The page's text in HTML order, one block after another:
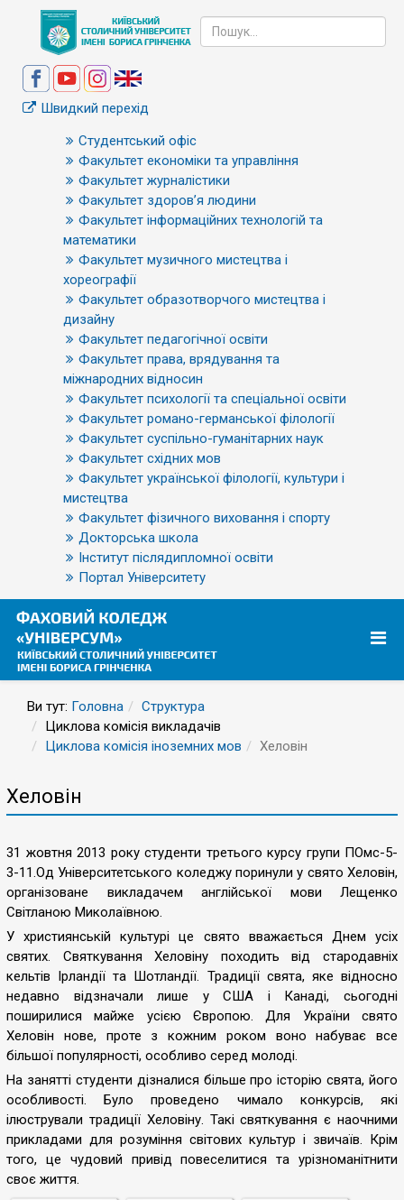
Швидкий перехід
Студентський офіс
Факультет економіки та управління
Факультет журналістики
Факультет здоров’я людини
Факультет інформаційних технологій та
математики
Факультет музичного мистецтва і
хореографії
Факультет образотворчого мистецтва і
дизайну
Факультет педагогічної освіти
Факультет права, врядування та
міжнародних відносин
Факультет психології та спеціальної освіти
Факультет романо-германської філології
Факультет суспільно-гуманітарних наук
Факультет східних мов
Факультет української філології, культури і
мистецтва
Факультет фізичного виховання і спорту
Докторська школа
Інститут післядипломної освіти
Портал Університету
Ви тут: Головна
Структура
Циклова комісія викладачів
Циклова комісія іноземних мов
Хеловін
Хеловін
31 жовтня 2013 року студенти третього курсу групи ПОмс-5-
3-11.Од Університетського коледжу поринули у свято Хеловін,
організоване викладачем англійської мови Лещенко
Світланою Миколаївною.
У християнській культурі це свято вважається Днем усіх
святих. Святкування Хеловіну походить від стародавніх
кельтів Ірландії та Шотландії. Традиції свята, яке відносно
недавно відзначали лише
у США і Канаді, сьогодні
поширилися
майже усією Європою.Для України свято
Хеловін
нове, проте з кожним роком воно
набуває все
більшої популярності, особливо серед молоді.
На занятті студенти дізналися більше про історію свята, його
особливості. Було проведено чимало конкурсів, які
ілюстрували традиції Хеловіну. Такі святкування є наочними
прикладами для розуміння світових культур і звичаїв. Крім
того, це чудовий привід повеселитися та урізноманітнити
своє життя.